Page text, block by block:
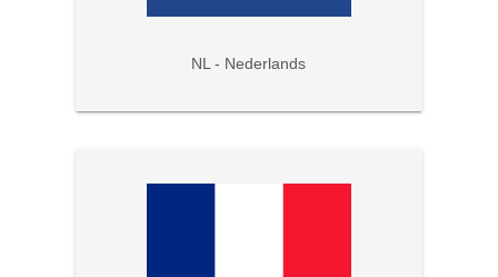
NL - Nederlands